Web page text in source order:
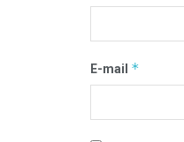
E-mail *